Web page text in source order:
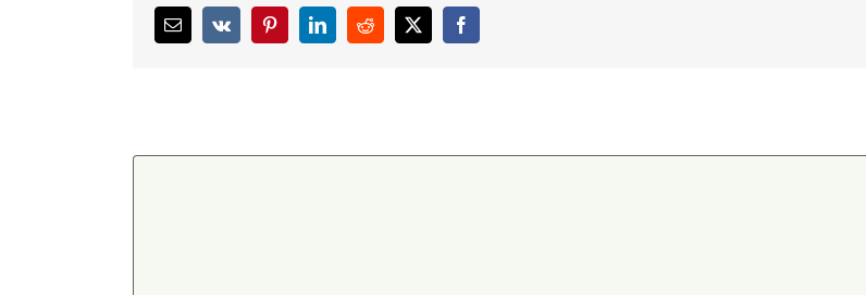
Facebook
X
Reddit
LinkedIn
Pinterest
Vk ایمیل